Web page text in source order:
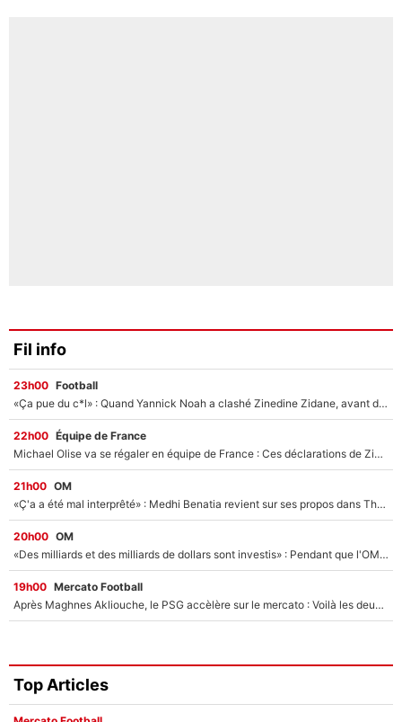
Fil info
23h00 Football
«Ça pue du c*l» : Quand Yannick Noah a clashé Zinedine Zidane, avant de se faire recadrer par le nouveau sélectionneur de l'équipe de France !
22h00 Équipe de France
Michael Olise va se régaler en équipe de France : Ces déclarations de Zinedine Zidane qui prouvent qu'il va tout miser sur la star du Bayern Munich !
21h00 OM
«Ç'a a été mal interprêté» : Medhi Benatia revient sur ses propos dans The Bridge et précise ses conditions pour rejoindre le PSG !
20h00 OM
«Des milliards et des milliards de dollars sont investis» : Pendant que l'OM est en pleine crise financière, Frank McCourt lance un nouveau projet à 260M€ !
19h00 Mercato Football
Après Maghnes Akliouche, le PSG accèlère sur le mercato : Voilà les deux nouvelles recrues qui vont signer la semaine prochaine ?
Top Articles